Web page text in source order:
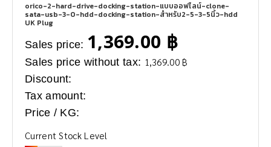
orico-2-hard-drive-docking-station-แบบออฟไลน์-clone-
sata-usb-3-0-hdd-docking-station-สำหรับ2-5-3-5นิ้ว-hdd
UK Plug
Sales price: 1,369.00 ฿
Sales price without tax: 1,369.00 ฿
Discount:
Tax amount:
Price / KG:
Current Stock Level